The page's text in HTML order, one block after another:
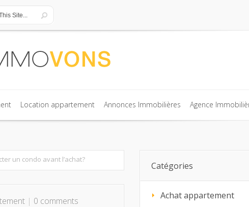
Location appartement Annonces Immobilières Agence
un condo avant l’achat?
| 0 comments
Catégories
Achat appartement